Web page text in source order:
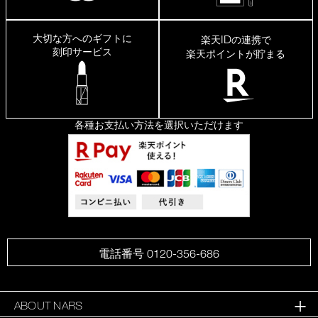
大切な方へのギフトに
刻印サービス
楽天IDの連携で
楽天ポイントが貯まる
各種お支払い方法を選択いただけます
電話番号 0120-356-686
ABOUT NARS